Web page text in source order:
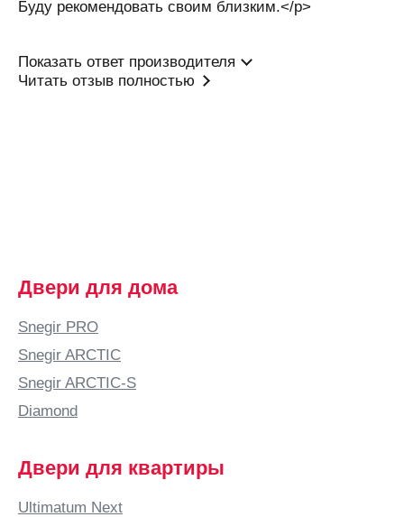
Бишкек
Богородицк
Богородск
Бугульма
Великие
Луки
Буду рекомендовать своим близким.</p>
Показать ответ производителя
Читать отзыв полностью
Двери для дома
Snegir PRO
Snegir ARCTIC
Snegir ARCTIC-S
Diamond
Двери для квартиры
Ultimatum Next